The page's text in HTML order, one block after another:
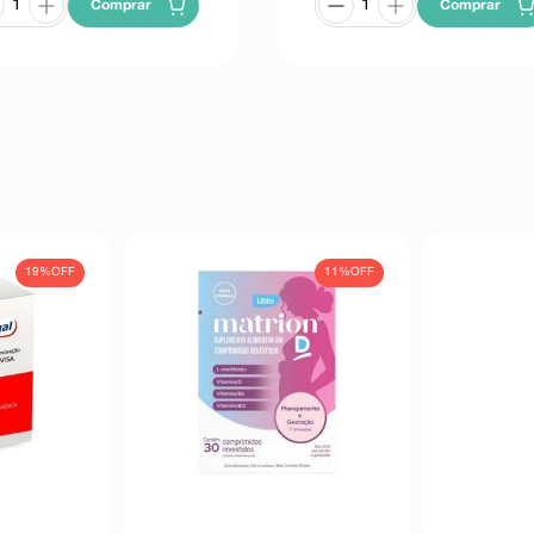
Comprar Comprar
19%OFF 11%OFF